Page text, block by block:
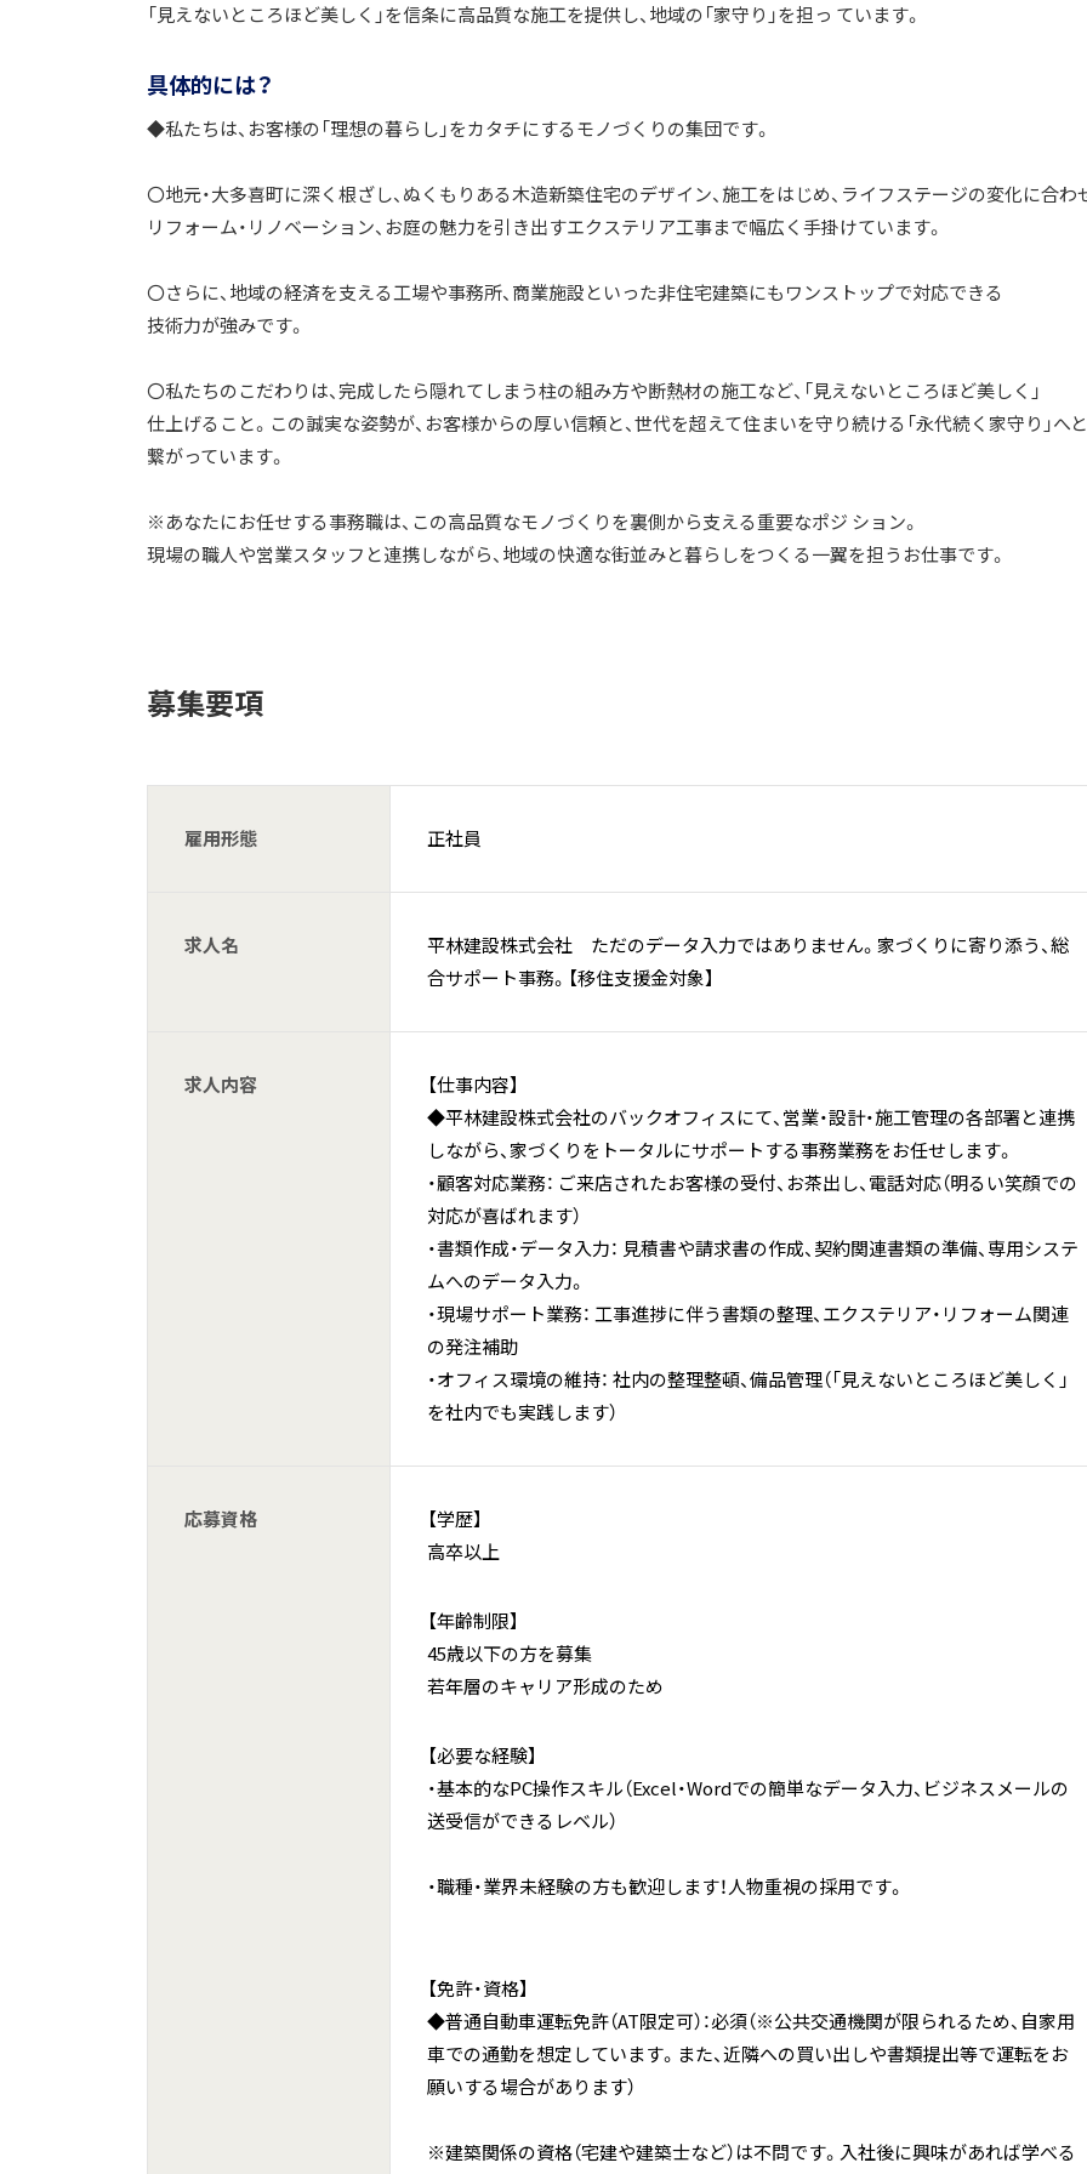
「見えないところほど美しく」を信条に高品質な施工を提供し、地域の「家守り」を担っ ています。
具体的には？
◆私たちは、お客様の「理想の暮らし」をカタチにするモノづくりの集団です。
〇地元・大多喜町に深く根ざし、ぬくもりある木造新築住宅のデザイン、施工をはじめ、ライフステージの変化に合わ
リフォーム・リノベーション、お庭の魅力を引き出すエクステリア工事まで幅広く手掛けています。
〇さらに、地域の経済を支える工場や事務所、商業施設といった非住宅建築にもワンストップで対応できる
技術力が強みです。
〇私たちのこだわりは、完成したら隠れてしまう柱の組み方や断熱材の施工など、「見えないところほど美しく」
仕上げること。この誠実な姿勢が、お客様からの厚い信頼と、世代を超えて住まいを守り続ける「永代続く家守り」へと
繋がっています。
※あなたにお任せする事務職は、この高品質なモノづくりを裏側から支える重要なポジ ション。
現場の職人や営業スタッフと連携しながら、地域の快適な街並みと暮らしをつくる一翼を担うお仕事です。
募集要項
雇用形態 正社員
求人名
平林建設株式会社 ただのデータ入力ではありません。家づくりに寄り添う、総
合サポート事務。【移住支援金対象】
求人内容
【仕事内容】
◆平林建設株式会社のバックオフィスにて、営業・設計・施工管理の各部署と連携
しながら、家づくりをトータルにサポートする事務業務をお任せします。
・顧客対応業務： ご来店されたお客様の受付、お茶出し、電話対応（明るい笑顔での
対応が喜ばれます）
・書類作成・データ入力： 見積書や請求書の作成、契約関連書類の準備、専用システ
ムへのデータ入力。
・現場サポート業務： 工事進捗に伴う書類の整理、エクステリア・リフォーム関連
の発注補助
・オフィス環境の維持： 社内の整理整頓、備品管理（「見えないところほど美しく」
を社内でも実践します）
応募資格
【学歴】
高卒以上
【年齢制限】
45歳以下の方を募集
若年層のキャリア形成のため
【必要な経験】
・基本的なPC操作スキル（Excel・Wordでの簡単なデータ入力、ビジネスメールの
送受信ができるレベル）
・職種・業界未経験の方も歓迎します！人物重視の採用です。
【免許・資格】
◆普通自動車運転免許（AT限定可）：必須（※公共交通機関が限られるため、自家用
車での通勤を想定しています。また、近隣への買い出しや書類提出等で運転をお
願いする場合があります）
※建築関係の資格（宅建や建築士など）は不問です。入社後に興味があれば学べる